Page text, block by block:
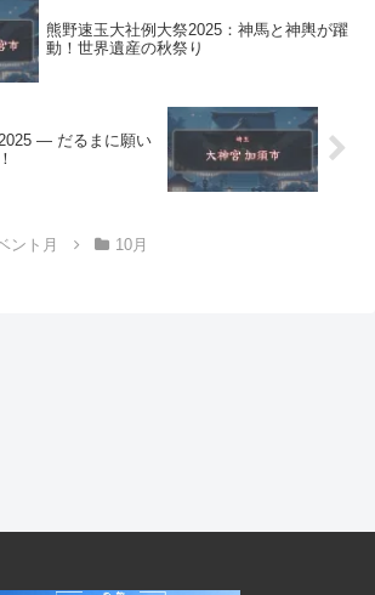
熊野速玉大社例大祭2025：神馬と神輿が躍
動！世界遺産の秋祭り
― だるまに願い
ント月 10月